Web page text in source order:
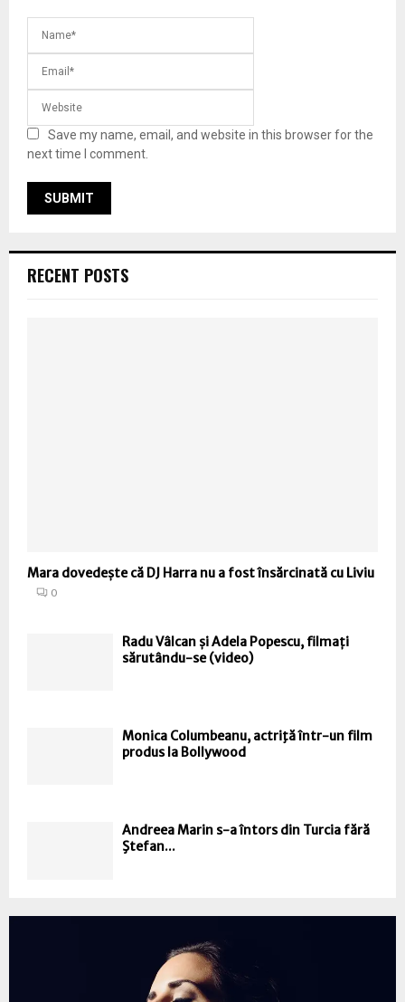
Save my name, email, and website in this browser for the
next time I comment.
RECENT POSTS
Mara dovedește că DJ Harra nu a fost însărcinată cu Liviu
0
Radu Vâlcan și Adela Popescu, filmați
sărutându-se (video)
Monica Columbeanu, actriţă într-un film
produs la Bollywood
Andreea Marin s-a întors din Turcia fără
Ştefan...